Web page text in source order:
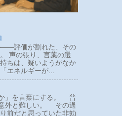
――評価が割れた、その
声の張り、言葉の選
ちは、疑いようがなか
エネルギーが...
」を言葉にする。 普
外と難しい。 その過
前だと思っていた非効